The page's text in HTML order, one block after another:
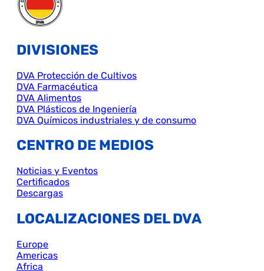
DIVISIONES
DVA Protección de Cultivos
DVA Farmacéutica
DVA Alimentos
DVA Plásticos de Ingeniería
DVA Químicos industriales y de consumo
CENTRO DE MEDIOS
Noticias y Eventos
Certificados
Descargas
LOCALIZACIONES DEL DVA
Europe
Americas
Africa